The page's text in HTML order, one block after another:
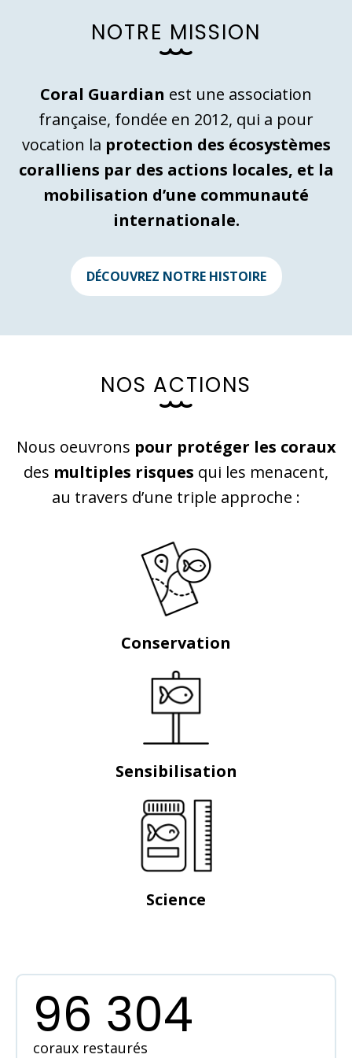
NOTRE MISSION
Coral Guardian est une association
française, fondée en 2012, qui a pour
vocation la protection des écosystèmes
coralliens par des actions locales, et la
mobilisation d’une communauté
internationale.
DÉCOUVREZ NOTRE HISTOIRE
NOS ACTIONS
Nous oeuvrons pour protéger les coraux
des multiples risques qui les menacent,
au travers d’une triple approche :
Conservation
Sensibilisation
Science
96 304
coraux restaurés